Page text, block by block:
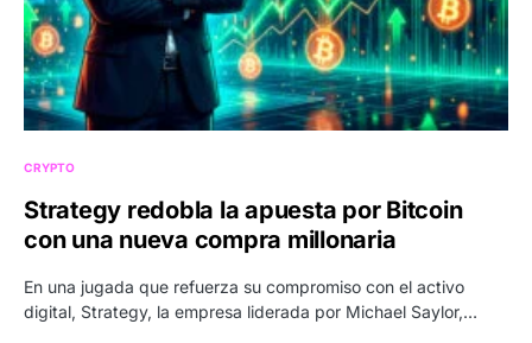
CRYPTO
Strategy redobla la apuesta por Bitcoin
con una nueva compra millonaria
En una jugada que refuerza su compromiso con el activo
digital, Strategy, la empresa liderada por Michael Saylor,…